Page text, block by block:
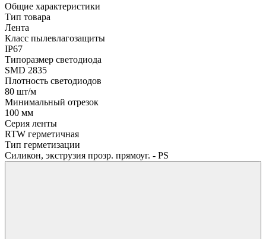
Общие характеристики
Тип товара
Лента
Класс пылевлагозащиты
IP67
Типоразмер светодиода
SMD 2835
Плотность светодиодов
80 шт/м
Минимальный отрезок
100 мм
Серия ленты
RTW герметичная
Тип герметизации
Силикон, экструзия прозр. прямоуг. - PS